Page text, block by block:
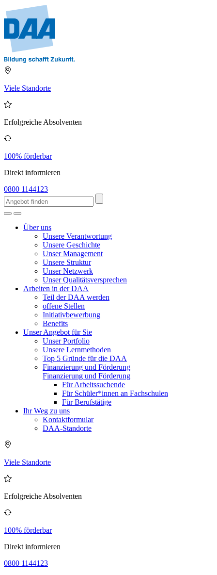
Viele Standorte
Erfolgreiche Absolventen
100% förderbar
Direkt informieren
0800 1144123
Über uns
Unsere Verantwortung
Unsere Geschichte
Unser Management
Unsere Struktur
Unser Netzwerk
Unser Qualitätsversprechen
Arbeiten in der DAA
Teil der DAA werden
offene Stellen
Initiativbewerbung
Benefits
Unser Angebot für Sie
Unser Portfolio
Unsere Lernmethoden
Top 5 Gründe für die DAA
Finanzierung und Förderung
Finanzierung und Förderung
Für Arbeitssuchende
Für Schüler*innen an Fachschulen
Für Berufstätige
Ihr Weg zu uns
Kontaktformular
DAA-Standorte
Viele Standorte
Erfolgreiche Absolventen
100% förderbar
Direkt informieren
0800 1144123